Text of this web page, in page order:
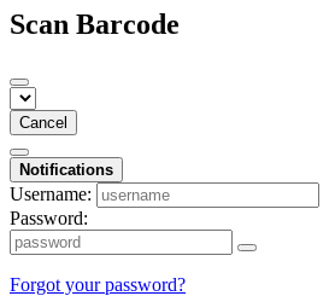
Scan Barcode
Cancel
Notifications
Username:
Password:
Forgot your password?